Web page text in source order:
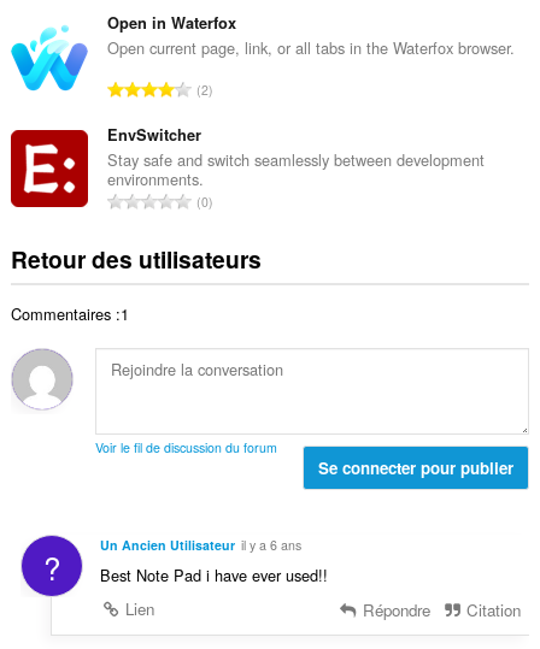
d
e
o
e
s
:
o
t
a
d
e
n
o
e
s
m
b
e
o
t
a
e
n
e
s
Open in Waterfox
Open current page, link, or all tabs in the Waterfox browser.
N
m
b
r
e
o
t
d
e
t
2
EnvSwitcher
Stay safe and switch seamlessly between development
environments.
N
b
t
o
l
o
e
:
0
Retour des utilisateurs
Commentaires :1
Voir le fil de discussion du forum
Se connecter pour publier
? Un Ancien Utilisateur il y a 6 ans
Best Note Pad i have ever used!!
Lien
Répondre Citation